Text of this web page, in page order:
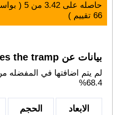
حاصله على3.42 من5
(
66 تقييم )
بيانات عن Sort my tiles the tramp
لم يتم اضافتها في المفضله
68.4%
الابعاد
الحجم